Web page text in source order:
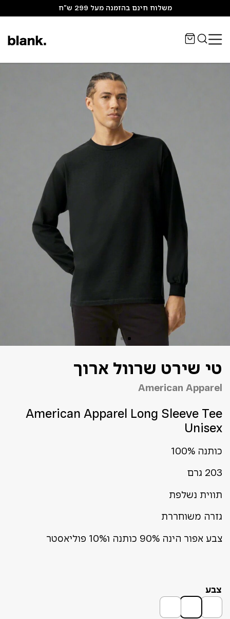
משלוח חינם בהזמנה מעל 299 ש"ח
טי שירט שרוול ארוך
American Apparel
American Apparel Long Sleeve Tee
Unisex
כותנה 100%
203 גרם
תווית נשלפת
גזרה משוחררת
צבע אפור הינה 90% כותנה ו10% פוליאסטר
צבע